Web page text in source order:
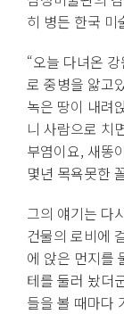
히 병든 한국 미
“오늘 다녀온
로 중병을 앓고
녹은 땅이 내려
니 사람으로 치
부염이요, 새똥
몇년 목욕못한
그의 얘기는 다
건물의 로비에
에 앉은 먼지를
테를 둘러 놨더
들을 볼 때마다